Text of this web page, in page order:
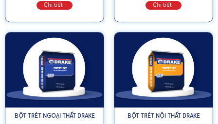
Chi tiết
Chi tiết
BỘT TRÉT NGOẠI THẤT DRAKE BỘT TRÉT NỘI THẤT DRAKE